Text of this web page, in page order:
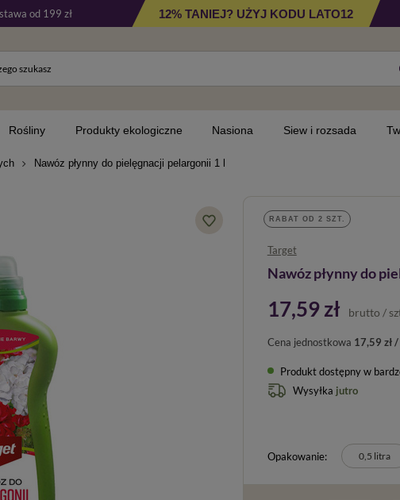
od 199 zł 12% TANIEJ? UŻYJ KODU LATO12
Rośliny Produkty ekologiczne Nasiona Siew i rozsada
Nawóz płynny do pielęgnacji pelargonii 1 l
RABAT OD 2 SZT.
Target
Nawóz płynny do
17,59 zł brutto /
Cena jednostkowa 17,59 zł
Produkt dostępny w
Wysyłka jutro
Opakowanie 0,5 litra